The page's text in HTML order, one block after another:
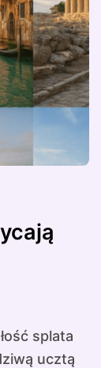
ucztą